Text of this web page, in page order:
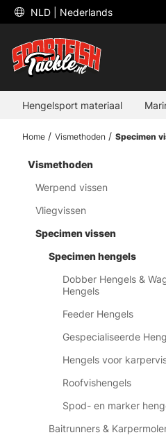
NLD | Nederlands
Hengelsport materiaal
Home Vismethoden Specimen
Vismethoden
Werpend vissen
Vliegvissen
Specimen vissen
Specimen hengels
Dobber Hengels &
Hengels
Feeder Hengels
Gespecialiseerde
Hengels voor
Roofvishengels
Spod- en marker
Baitrunners &